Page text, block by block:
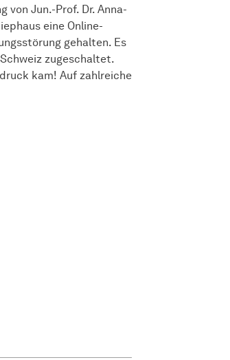
von Jun.-Prof. Dr. Anna-
eine Online-
gehalten. Es
zugeschaltet.
kam! Auf zahlreiche